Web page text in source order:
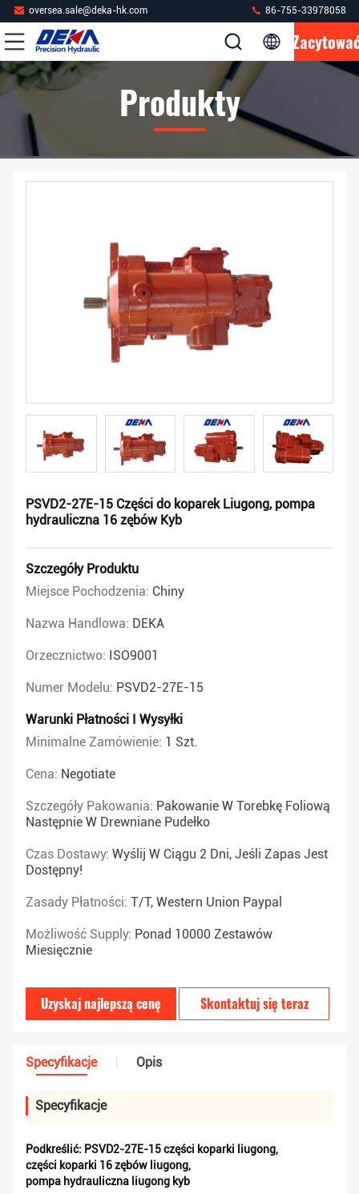
oversea.sale@deka-hk.com 86-755-33978058
Produkty
PSVD2-27E-15 Części do koparek Liugong, pompa
hydrauliczna 16 zębów Kyb
Szczegóły Produktu
Miejsce Pochodzenia: Chiny
Nazwa Handlowa: DEKA
Orzecznictwo: ISO9001
Numer Modelu: PSVD2-27E-15
Warunki Płatności I Wysyłki
Minimalne Zamówienie: 1 Szt.
Cena: Negotiate
Szczegóły Pakowania: Pakowanie W Torebkę Foliową
Następnie W Drewniane Pudełko
Czas Dostawy: Wyślij W Ciągu 2 Dni, Jeśli Zapas Jest
Dostępny!
Zasady Płatności: T/T, Western Union Paypal
Możliwość Supply: Ponad 10000 Zestawów
Miesięcznie
Uzyskaj najlepszą cenę Skontaktuj się teraz
Specyfikacje Opis
Specyfikacje
Podkreślić: PSVD2-27E-15 części koparki liugong,
części koparki 16 zębów liugong,
pompa hydrauliczna liugong kyb